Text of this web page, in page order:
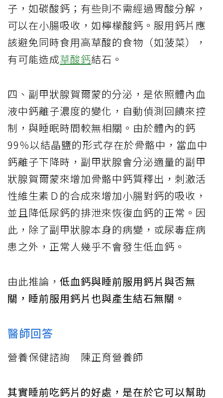
子，如碳酸鈣；有些則不需經過胃酸分解，
可以在小腸吸收，如檸檬酸鈣。服用鈣片應
該避免同時食用高草酸的食物（如菠菜），
有可能造成草酸鈣結石。
四、副甲狀腺賀爾蒙的分泌，是依照體內血
液中鈣離子濃度的變化，自動偵測回饋來控
制，與睡眠時間較無相關。由於體內的鈣
99％以結晶鹽的形式存在於骨骼中，當血中
鈣離子下降時，副甲狀腺會分泌適量的副甲
狀腺賀爾蒙來增加骨骼中鈣質釋出，刺激活
性維生素Ｄ的合成來增加小腸對鈣的吸收，
並且降低尿鈣的排泄來恢復血鈣的正常。因
此，除了副甲狀腺本身的病變，或尿毒症病
患之外，正常人幾乎不會發生低血鈣。
由此推論， 低血鈣與睡前服用鈣片與否無
關，睡前服用鈣片也與產生結石無關。
醫師回答
營養保健諮詢 陳正育營養師
其實睡前吃鈣片的好處，是在於它可以幫助